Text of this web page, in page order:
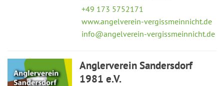
+49 173 5752171
www.angelverein-vergissmeinnicht.de
info@angelverein-vergissmeinnicht.de
Anglerverein Sandersdorf
1981 e.V.